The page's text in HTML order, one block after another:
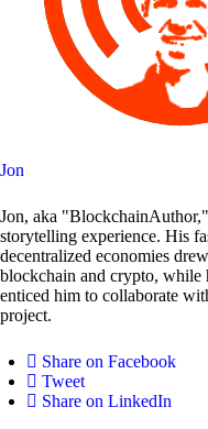
Jon
Jon, aka
storytelling experience. His
decentralized economies
blockchain and crypto, while
enticed him to collaborate
project.
Share on Facebook
Tweet
Share on LinkedIn